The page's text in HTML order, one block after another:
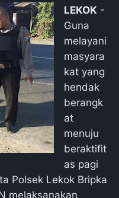
LEKOK-
Guna
melayani
masyara
kat yang
hendak
berangk
at
menuju
beraktifit
as pagi
Polsek Lekok Bripka
melaksanakan